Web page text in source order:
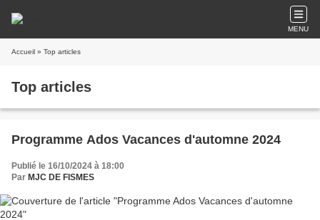
MENU
Accueil » Top articles
Top articles
Programme Ados Vacances d'automne 2024
Publié le 16/10/2024 à 18:00
Par MJC DE FISMES